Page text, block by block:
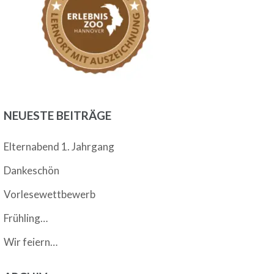
NEUESTE BEITRÄGE
Elternabend 1. Jahrgang
Dankeschön
Vorlesewettbewerb
Frühling…
Wir feiern…